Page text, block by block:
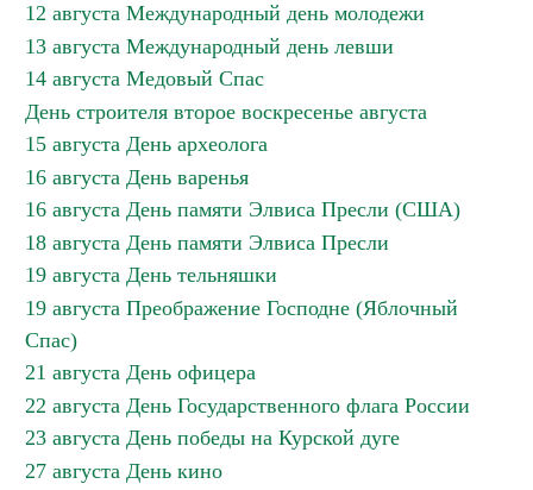
12 августа Международный день молодежи
13 августа Международный день левши
14 августа Медовый Спас
День строителя второе воскресенье августа
15 августа День археолога
16 августа День варенья
16 августа День памяти Элвиса Пресли (США)
18 августа День памяти Элвиса Пресли
19 августа День тельняшки
19 августа Преображение Господне (Яблочный
Спас)
21 августа День офицера
22 августа День Государственного флага России
23 августа День победы на Курской дуге
27 августа День кино